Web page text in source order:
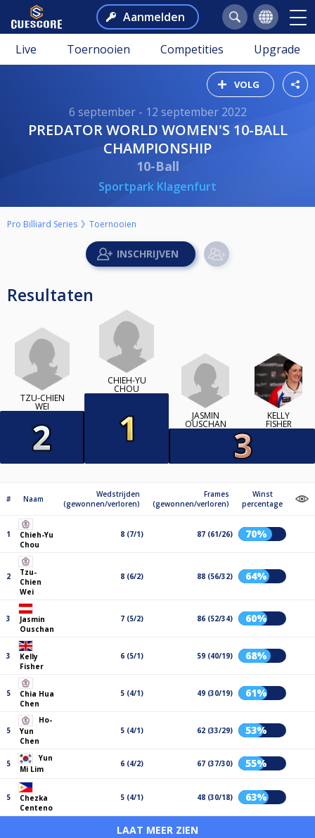
Aanmelden
Live Toernooien Competities Upgrade
VOLG
6 september - 12 september 2022
PREDATOR WORLD WOMEN'S 10-BALL
CHAMPIONSHIP
10-Ball
Sportpark Klagenfurt
Pro Billiard Series Toernooien
Resultaten
TZU-CHIEN
WEI
CHIEH-YU
CHOU
JASMIN
OUSCHAN
KELLY
FISHER
# Naam
Wedstrijden
(gewonnen/verloren)
Frames
(gewonnen/verloren)
Winst
percentage
1
Chieh-Yu
Chou
8 (7/1) 87 (61/26) 70%
2
Tzu-
Chien
Wei
8 (6/2) 88 (56/32) 64%
3
Jasmin
Ouschan
7 (5/2) 86 (52/34) 60%
3
Kelly
Fisher
6 (5/1) 59 (40/19) 68%
5
Chia Hua
Chen
5 (4/1) 49 (30/19) 61%
5
Ho-
Yun
Chen
5 (4/1) 62 (33/29) 53%
5
Yun
Mi Lim
6 (4/2) 67 (37/30) 55%
5
Chezka
Centeno
5 (4/1) 48 (30/18) 63%
LAAT MEER ZIEN